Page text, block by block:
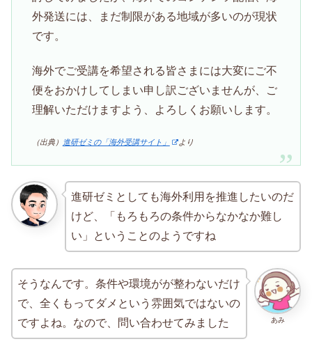
外発送には、まだ制限がある地域が多いのが現状
です。
海外でご受講を希望される皆さまには大変にご不
便をおかけしてしまい申し訳ございませんが、ご
理解いただけますよう、よろしくお願いします。
（出典） 進研ゼミの「海外受講サイト」 より
進研ゼミとしても海外利用を推進したいのだ
けど、「もろもろの条件からなかなか難し
い」ということのようですね
あみ
そうなんです。条件や環境がが整わないだけ
で、全くもってダメという雰囲気ではないの
ですよね。なので、問い合わせてみました